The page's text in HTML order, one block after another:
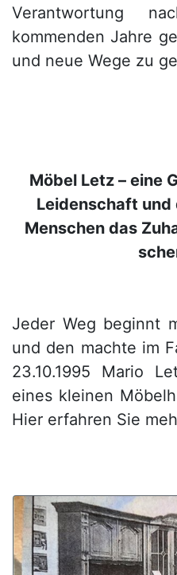
Verantwortung
kommenden Jahre
und neue Wege zu
Möbel Letz – eine
Leidenschaft und
Menschen das
Jeder Weg beginnt
und den machte im
23.10.1995 Mario
eines kleinen
Hier erfahren Sie